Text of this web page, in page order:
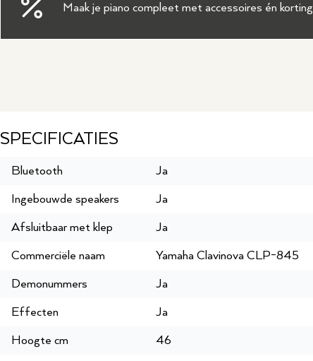
Maak je piano compleet met accessoires én korting
SPECIFICATIES
Bluetooth
Ja
Ingebouwde speakers
Ja
Afsluitbaar met klep
Ja
Commerciële naam
Yamaha Clavinova CLP-845
Demonummers
Ja
Effecten
Ja
Hoogte cm
46